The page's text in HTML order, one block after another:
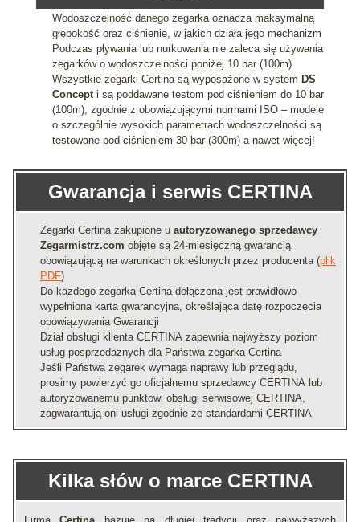
Wodoszczelność danego zegarka oznacza maksymalną
głębokość oraz ciśnienie, w jakich działa jego mechanizm
Podczas pływania lub nurkowania nie zaleca się używania
zegarków o wodoszczelności poniżej 10 bar (100m)
Wszystkie zegarki Certina są wyposażone w system DS
Concepti są poddawane testom pod ciśnieniem do 10 bar
(100m), zgodnie z obowiązującymi normami ISO – modele
o szczególnie wysokich parametrach wodoszczelności są
testowane pod ciśnieniem 30 bar (300m) a nawet więcej!
Gwarancja i serwis CERTINA
Zegarki Certina zakupione u autoryzowanego sprzedawcy
Zegarmistrz.com objęte są 24-miesięczną gwarancją
obowiązującą na warunkach określonych przez producenta (plik
PDF)
Do każdego zegarka Certina dołączona jest prawidłowo
wypełniona karta gwarancyjna, określająca datę rozpoczęcia
obowiązywania Gwarancji
Dział obsługi klienta CERTINA zapewnia najwyższy poziom
usług posprzedażnych dla Państwa zegarka Certina
Jeśli Państwa zegarek wymaga naprawy lub przeglądu,
prosimy powierzyć go oficjalnemu sprzedawcy CERTINA lub
autoryzowanemu punktowi obsługi serwisowej CERTINA,
zagwarantują oni usługi zgodnie ze standardami CERTINA
Kilka słów o marce CERTINA